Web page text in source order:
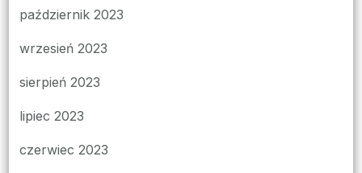
październik 2023
wrzesień 2023
sierpień 2023
lipiec 2023
czerwiec 2023